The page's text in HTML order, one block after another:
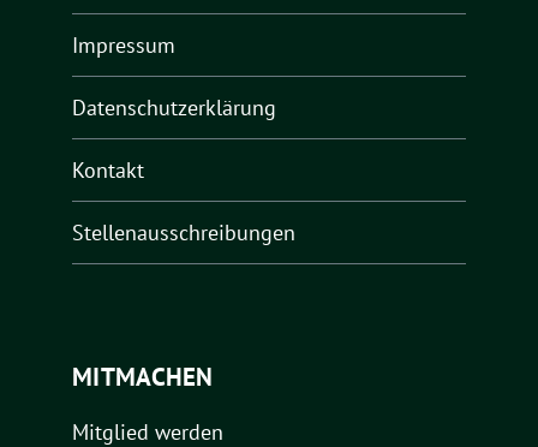
Impressum
Datenschutzerklärung
Kontakt
Stellenausschreibungen
MITMACHEN
Mitglied werden